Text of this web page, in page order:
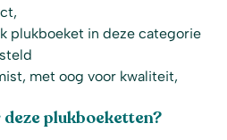
plukboeket in deze categorie
met oog voor kwaliteit,
plukboeketten?